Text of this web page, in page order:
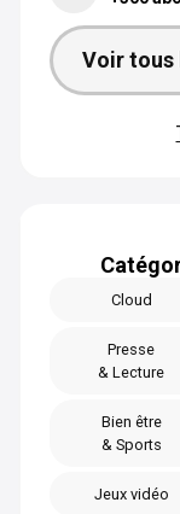
Voir tous
Cloud
Presse
& Lecture
Bien être
& Sports
Jeux vidéo